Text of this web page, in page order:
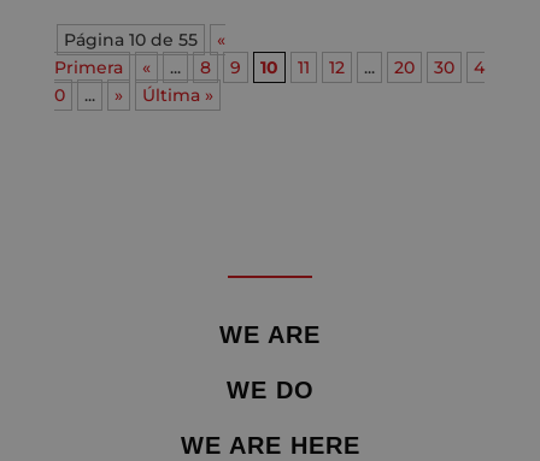
Página 10 de 55
«
Primera
« ... 8 9 10 11 12 ... 20 30
4
0
... » Última »
WE ARE
WE DO
WE ARE HERE